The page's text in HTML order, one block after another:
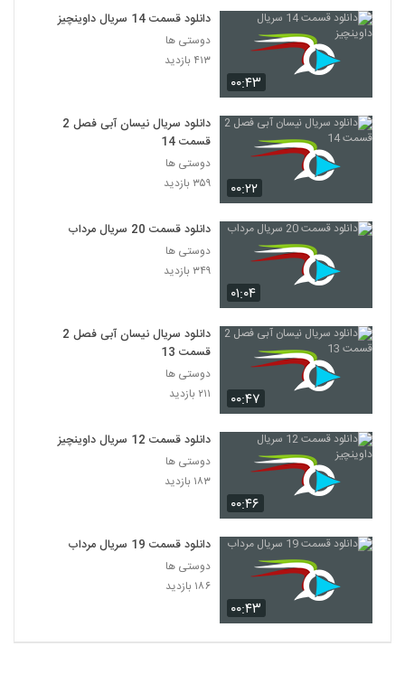
22
سریال Friends فصل اول قسمت 22
۱,۳۴۰ بازدید
سریال Friends فصل اول قسمت 23
۲۰۶ بازدید
25
سریال Friends فصل دوم قسمت 1
سریال Friends فصل دوم قسمت 2
۴۹۹ بازدید
سریال Friends فصل دوم قسمت 4
سریال Friends فصل دوم قسمت 5
۰۰:۴۳
دانلود قسمت 14 سریال داوینچیز
دوستی ها
۴۱۳ بازدید
۰۰:۲۲
دانلود سریال نیسان آبی فصل 2
قسمت 14
دوستی ها
۳۵۹ بازدید
۰۱:۰۴
دانلود قسمت 20 سریال مرداب
دوستی ها
۳۴۹ بازدید
۰۰:۴۷
دانلود سریال نیسان آبی فصل 2
قسمت 13
دوستی ها
۲۱۱ بازدید
۰۰:۴۶
دانلود قسمت 12 سریال داوینچیز
دوستی ها
۱۸۳ بازدید
۰۰:۴۳
دانلود قسمت 19 سریال مرداب
دوستی ها
۱۸۶ بازدید